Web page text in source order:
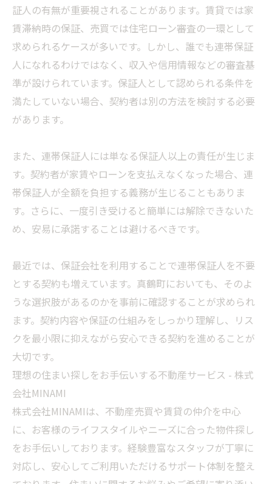
証人の有無が重要視されることがあります。賃貸では家
賃滞納時の保証、売買では住宅ローン審査の一環として
求められるケースが多いです。しかし、誰でも連帯保証
人になれるわけではなく、収入や信用情報などの審査基
準が設けられています。保証人として認められる条件を
満たしていない場合、契約者は別の方法を検討する必要
があります。
また、連帯保証人には単なる保証人以上の責任が生じま
す。契約者が家賃やローンを支払えなくなった場合、連
帯保証人が全額を負担する義務が生じることもありま
す。さらに、一度引き受けると簡単には解除できないた
め、安易に承諾することは避けるべきです。
最近では、保証会社を利用することで連帯保証人を不要
とする契約も増えています。真鶴町においても、そのよ
うな選択肢があるのかを事前に確認することが求められ
ます。契約内容や保証の仕組みをしっかり理解し、リス
クを最小限に抑えながら安心できる契約を進めることが
大切です。
理想の住まい探しをお手伝いする不動産サービス - 株式
会社MINAMI
株式会社MINAMIは、不動産売買や賃貸の仲介を中心
に、お客様のライフスタイルやニーズに合った物件探し
をお手伝いしております。経験豊富なスタッフが丁寧に
対応し、安心してご利用いただけるサポート体制を整え